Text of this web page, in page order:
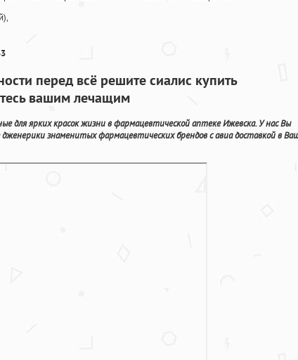
перед всё решите сиалис купить
вашим лечащим
для ярких красок жизни в фармацевтической аптеке Ижевска. У нас Вы
знаменитых фармацевтических брендов с авиа доставкой в